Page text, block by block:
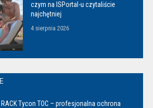
czym na ISPortal-u czytaliście
najchętniej
4 sierpnia 2026
Tycon TOC – profesjonalna ochrona